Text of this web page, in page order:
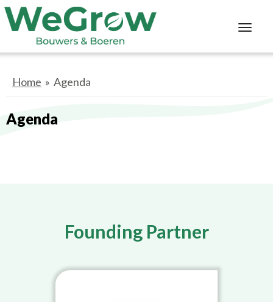
Home » Agenda
Agenda
Founding Partner